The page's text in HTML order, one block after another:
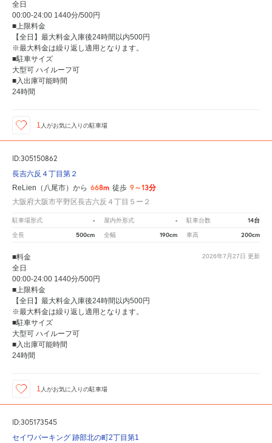
全日
00:00-24:00 1440分/500円
■上限料金
【全日】最大料金入庫後24時間以内500円
※最大料金は繰り返し適用となります。
■駐車サイズ
大型可 ハイルーフ可
■入出庫可能時間
24時間
1 人がお気に入りの駐車場
ID:305150862
長吉六反４丁目第２
ReLien（八尾市）から 668m 徒歩 9～13分
大阪府大阪市平野区長吉六反４丁目５ー２
駐車場形式 - 屋内外形式 - 駐車台数 14台
全長 500cm 全幅 190cm 車高 200cm
2026年7月27日 更新
■料金
全日
00:00-24:00 1440分/500円
■上限料金
【全日】最大料金入庫後24時間以内500円
※最大料金は繰り返し適用となります。
■駐車サイズ
大型可 ハイルーフ可
■入出庫可能時間
24時間
1 人がお気に入りの駐車場
ID:305173545
セイワパーキング 跡部北の町2丁目第1